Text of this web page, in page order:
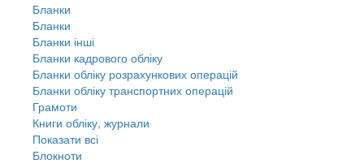
Бланки
Бланки
Бланки інші
Бланки кадрового обліку
Бланки обліку розрахункових операцій
Бланки обліку транспортних операцій
Грамоти
Книги обліку, журнали
Показати всі
Блокноти